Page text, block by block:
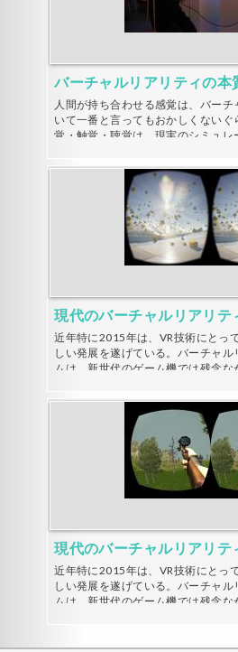
Energy
Nvía
無料
人間が持ち合わせる感覚は、バー
いて一番と言ってもおかしくない
覚・触覚・聴覚は、現実のシミュレ
バーチャルリアリティアプリは、
けじゃなく端末を通しての相互体験
く、アプリが投影する世界に入りこ
くれる。バーチャルリアリティアプ
て持たされるエキサイティングな体
を見せるだろう。
近年特に2015年は、VR技術にとっ
しい発展を遂げている。バーチャ
ムは、新世代のゲーム機では残念
を見せた。今はまだ、ガジェット
ー、業界人などにしか知られていな
ティのブームと爆発的な広がりは、
られている。まだ開発段階の高品質
トユーザーも高い興味を示し始めて
ティに参入するエンターテインメン
は、日毎に増えている。
近年特に2015年は、VR技術にとっ
しい発展を遂げている。バーチャ
ムは、新世代のゲーム機では残念
ー、業界人などにしか知られてい